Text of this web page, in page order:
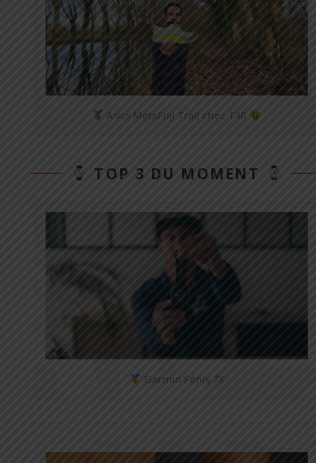
Asics MetaFuji Trail chez T4R
TOP 3 DU MOMENT
Garmin Fénix 7X